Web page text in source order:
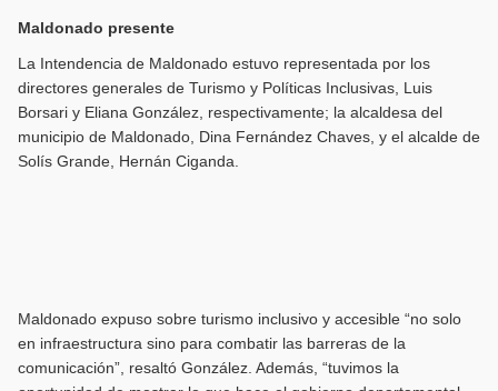
Maldonado presente
La Intendencia de Maldonado estuvo representada por los
directores generales de Turismo y Políticas Inclusivas, Luis
Borsari y Eliana González, respectivamente; la alcaldesa del
municipio de Maldonado, Dina Fernández Chaves, y el alcalde de
Solís Grande, Hernán Ciganda.
Maldonado expuso sobre turismo inclusivo y accesible “no solo
en infraestructura sino para combatir las barreras de la
comunicación”, resaltó González. Además, “tuvimos la